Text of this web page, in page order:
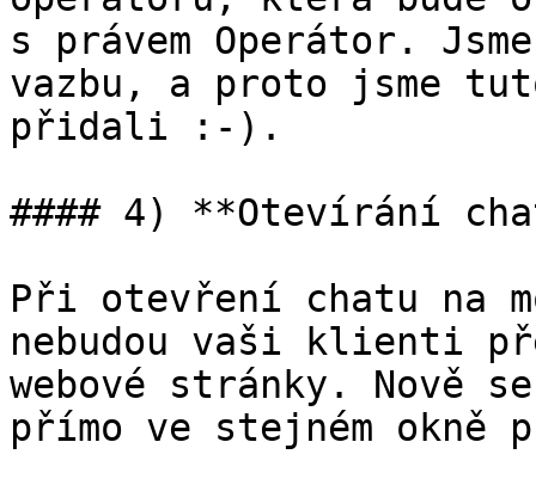
s právem Operátor.
vazbu, a proto jsme
přidali :-).
#### 4) **Otevírání
Při otevření chatu na
nebudou vaši klienti
webové stránky. Nově
přímo ve stejném okně